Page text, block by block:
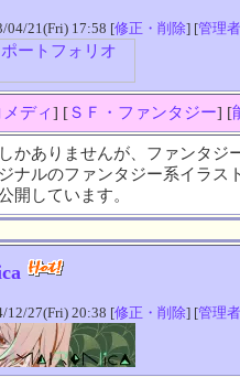
04/21(Fri) 17:58 [修正・削除] [管理
ディ] [ＳＦ・ファンタジー] [
かありませんが、ファンタジ
ナルのファンタジー系イラ
開しています。
12/27(Fri) 20:38 [修正・削除] [管理